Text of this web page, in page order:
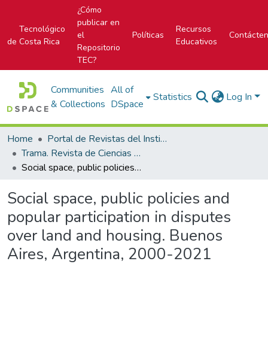
Tecnológico
de Costa Rica
¿Cómo
publicar en
el
Repositorio
TEC?
Políticas
Recursos
Educativos
Communities
& Collections
All of
DSpace
Statistics Log In
Home
Portal de Revistas del Instituto Tecnológico de Costa Rica
Trama. Revista de Ciencias Sociales y Humanidades
Social space, public policies and popular participation in disputes over land and housing. Buenos Aires, Argentina, 2000-2021
Social space, public policies and
popular participation in disputes
over land and housing. Buenos
Aires, Argentina, 2000-2021